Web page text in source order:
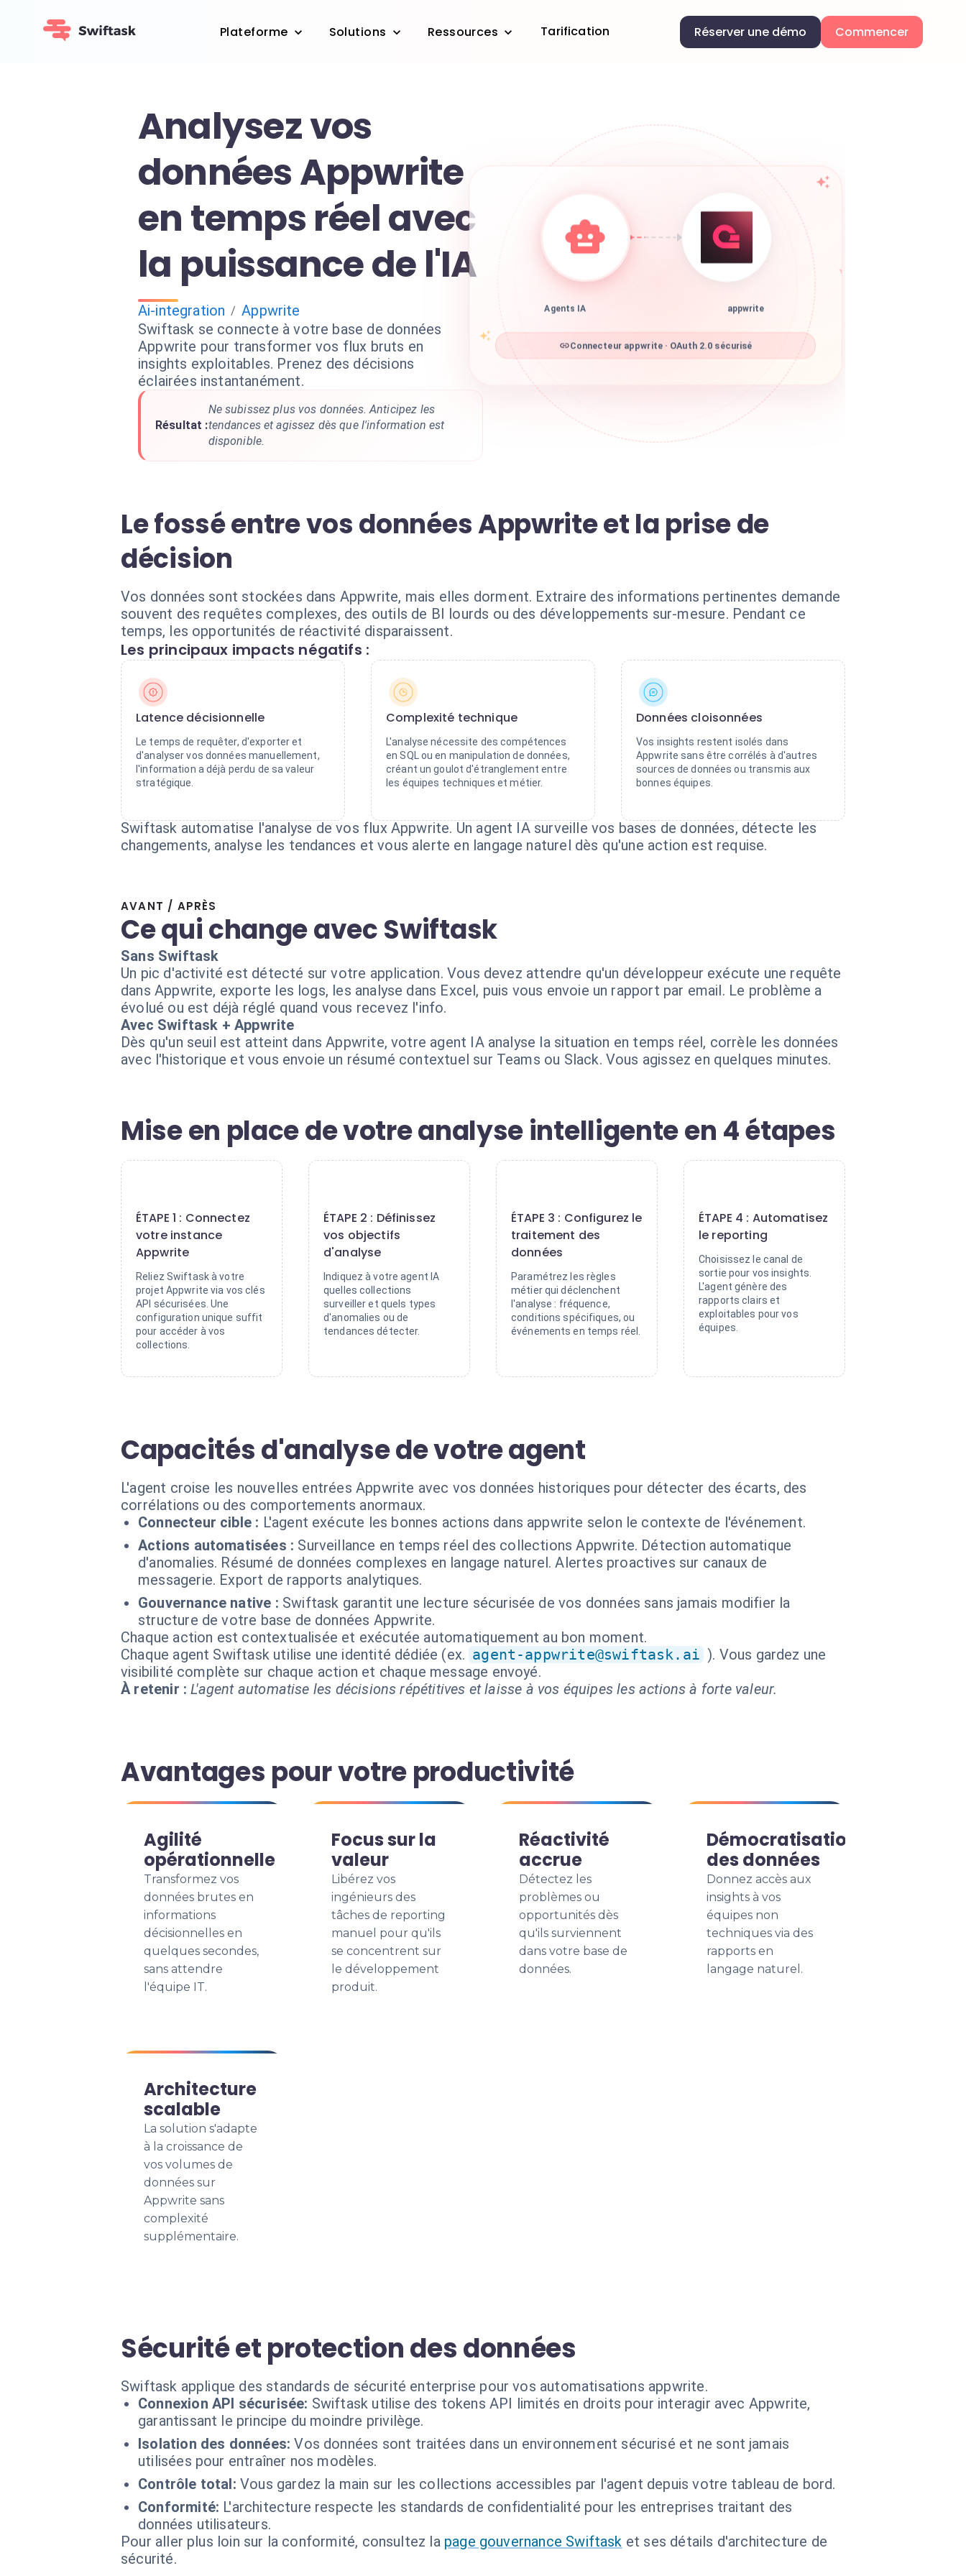
Plateforme Solutions Ressources Tarification Réserver une démo Commencer
Analysez vos
données Appwrite
en temps réel avec
la puissance de l'IA
Ai-integration / Appwrite
Swiftask se connecte à votre base de données
Appwrite pour transformer vos flux bruts en
insights exploitables. Prenez des décisions
éclairées instantanément.
Résultat :
Ne subissez plus vos données. Anticipez les
tendances et agissez dès que l'information est
disponible.
Agents IA appwrite
Connecteur appwrite · OAuth 2.0 sécurisé
Le fossé entre vos données Appwrite et la prise de
décision
Vos données sont stockées dans Appwrite, mais elles dorment. Extraire des informations pertinentes demande
souvent des requêtes complexes, des outils de BI lourds ou des développements sur-mesure. Pendant ce
temps, les opportunités de réactivité disparaissent.
Les principaux impacts négatifs :
Latence décisionnelle
Le temps de requêter, d'exporter et
d'analyser vos données manuellement,
l'information a déjà perdu de sa valeur
stratégique.
Complexité technique
L'analyse nécessite des compétences
en SQL ou en manipulation de données,
créant un goulot d'étranglement entre
les équipes techniques et métier.
Données cloisonnées
Vos insights restent isolés dans
Appwrite sans être corrélés à d'autres
sources de données ou transmis aux
bonnes équipes.
Swiftask automatise l'analyse de vos flux Appwrite. Un agent IA surveille vos bases de données, détecte les
changements, analyse les tendances et vous alerte en langage naturel dès qu'une action est requise.
AVANT / APRÈS
Ce qui change avec Swiftask
Sans Swiftask
Un pic d'activité est détecté sur votre application. Vous devez attendre qu'un développeur exécute une requête
dans Appwrite, exporte les logs, les analyse dans Excel, puis vous envoie un rapport par email. Le problème a
évolué ou est déjà réglé quand vous recevez l'info.
Avec Swiftask + Appwrite
Dès qu'un seuil est atteint dans Appwrite, votre agent IA analyse la situation en temps réel, corrèle les données
avec l'historique et vous envoie un résumé contextuel sur Teams ou Slack. Vous agissez en quelques minutes.
Mise en place de votre analyse intelligente en 4 étapes
ÉTAPE 1 : Connectez
votre instance
Appwrite
Reliez Swiftask à votre
projet Appwrite via vos clés
API sécurisées. Une
configuration unique suffit
pour accéder à vos
collections.
ÉTAPE 2 : Définissez
vos objectifs
d'analyse
Indiquez à votre agent IA
quelles collections
surveiller et quels types
d'anomalies ou de
tendances détecter.
ÉTAPE 3 : Configurez le
traitement des
données
Paramétrez les règles
métier qui déclenchent
l'analyse : fréquence,
conditions spécifiques, ou
événements en temps réel.
ÉTAPE 4 : Automatisez
le reporting
Choisissez le canal de
sortie pour vos insights.
L'agent génère des
rapports clairs et
exploitables pour vos
équipes.
Capacités d'analyse de votre agent
L'agent croise les nouvelles entrées Appwrite avec vos données historiques pour détecter des écarts, des
corrélations ou des comportements anormaux.
Connecteur cible : L'agent exécute les bonnes actions dans appwrite selon le contexte de l'événement.
Actions automatisées : Surveillance en temps réel des collections Appwrite. Détection automatique
d'anomalies. Résumé de données complexes en langage naturel. Alertes proactives sur canaux de
messagerie. Export de rapports analytiques.
Gouvernance native : Swiftask garantit une lecture sécurisée de vos données sans jamais modifier la
structure de votre base de données Appwrite.
Chaque action est contextualisée et exécutée automatiquement au bon moment.
Chaque agent Swiftask utilise une identité dédiée (ex. agent-appwrite@swiftask.ai ). Vous gardez une
visibilité complète sur chaque action et chaque message envoyé.
À retenir : L'agent automatise les décisions répétitives et laisse à vos équipes les actions à forte valeur.
Avantages pour votre productivité
Agilité
opérationnelle
Transformez vos
données brutes en
informations
décisionnelles en
quelques secondes,
sans attendre
l'équipe IT.
Focus sur la
valeur
Libérez vos
ingénieurs des
tâches de reporting
manuel pour qu'ils
se concentrent sur
le développement
produit.
Réactivité
accrue
Détectez les
problèmes ou
opportunités dès
qu'ils surviennent
dans votre base de
données.
Démocratisation
des données
Donnez accès aux
insights à vos
équipes non
techniques via des
rapports en
langage naturel.
Architecture
scalable
La solution s'adapte
à la croissance de
vos volumes de
données sur
Appwrite sans
complexité
supplémentaire.
Sécurité et protection des données
Swiftask applique des standards de sécurité enterprise pour vos automatisations appwrite.
Connexion API sécurisée: Swiftask utilise des tokens API limités en droits pour interagir avec Appwrite,
garantissant le principe du moindre privilège.
Isolation des données: Vos données sont traitées dans un environnement sécurisé et ne sont jamais
utilisées pour entraîner nos modèles.
Contrôle total: Vous gardez la main sur les collections accessibles par l'agent depuis votre tableau de bord.
Conformité: L'architecture respecte les standards de confidentialité pour les entreprises traitant des
données utilisateurs.
Pour aller plus loin sur la conformité, consultez la page gouvernance Swiftask et ses détails d'architecture de
sécurité.